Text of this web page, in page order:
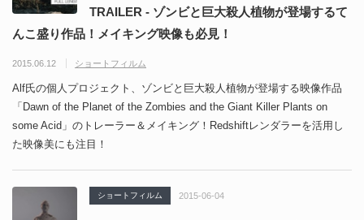
TRAILER - ゾンビと巨大殺人植物が登場するて
んこ盛り作品！メイキング映像も必見！
2015.06.12 ショートフィルム
Alf氏の個人プロジェクト、ゾンビと巨大殺人植物が登場する映像作品
「Dawn of the Planet of the Zombies and the Giant Killer Plants on
some Acid」のトレーラー＆メイキング！Redshiftレンダラーを活用し
た映像美にも注目！
ショートフィルム 2015-06-04